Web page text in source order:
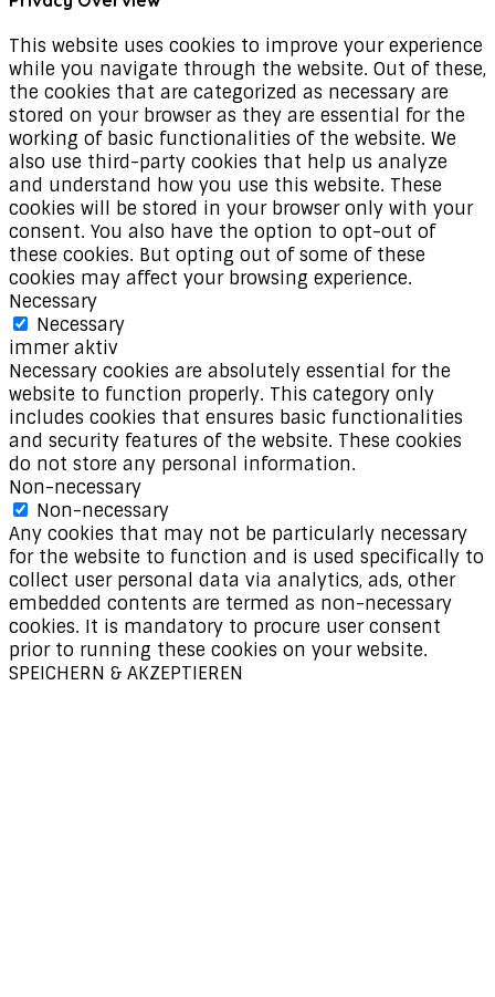
This website uses cookies to improve your experience
while you navigate through the website. Out of these,
the cookies that are categorized as necessary are
stored on your browser as they are essential for the
working of basic functionalities of the website. We
also use third-party cookies that help us analyze
and understand how you use this website. These
cookies will be stored in your browser only with your
consent. You also have the option to opt-out of
these cookies. But opting out of some of these
cookies may affect your browsing experience.
Necessary
Necessary
immer aktiv
Necessary cookies are absolutely essential for the
website to function properly. This category only
includes cookies that ensures basic functionalities
and security features of the website. These cookies
do not store any personal information.
Non-necessary
Non-necessary
Any cookies that may not be particularly necessary
for the website to function and is used specifically to
collect user personal data via analytics, ads, other
embedded contents are termed as non-necessary
cookies. It is mandatory to procure user consent
prior to running these cookies on your website.
SPEICHERN & AKZEPTIEREN